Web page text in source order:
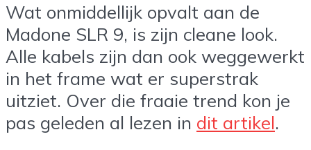
Wat onmiddellijk opvalt aan de
Madone SLR 9, is zijn cleane look.
Alle kabels zijn dan ook weggewerkt
in het frame wat er superstrak
uitziet. Over die fraaie trend kon je
pas geleden al lezen in dit artikel.